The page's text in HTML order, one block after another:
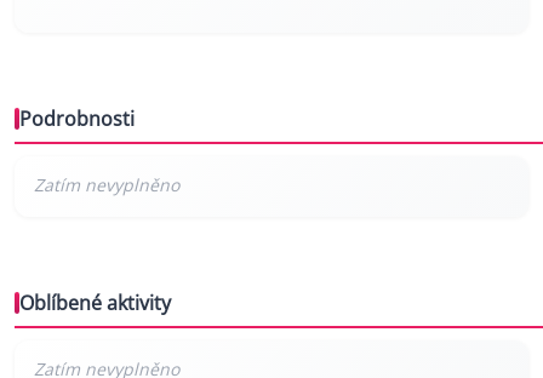
Podrobnosti
Oblíbené aktivity